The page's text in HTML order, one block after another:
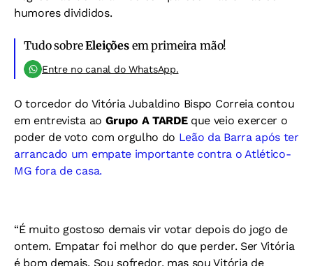
humores divididos.
Tudo sobreEleiçõesem primeira mão!
Entre no canal do WhatsApp.
O torcedor do Vitória Jubaldino Bispo Correia contou
em entrevista ao Grupo A TARDEque veio exercer o
poder de voto com orgulho do Leão da Barra após ter
arrancado um empate importante contra o Atlético-
MG fora de casa.
“É muito gostoso demais vir votar depois do jogo de
ontem. Empatar foi melhor do que perder. Ser Vitória
é bom demais. Sou sofredor, mas sou Vitória de